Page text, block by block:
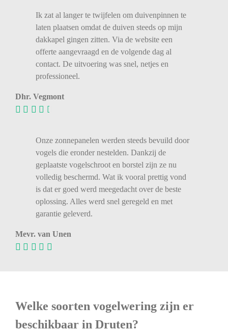
Ik zat al langer te twijfelen om duivenpinnen te
laten plaatsen omdat de duiven steeds op mijn
dakkapel gingen zitten. Via de website een
offerte aangevraagd en de volgende dag al
contact. De uitvoering was snel, netjes en
professioneel.
Dhr. Vegmont
Onze zonnepanelen werden steeds bevuild door
vogels die eronder nestelden. Dankzij de
geplaatste vogelschroot en borstel zijn ze nu
volledig beschermd. Wat ik vooral prettig vond
is dat er goed werd meegedacht over de beste
oplossing. Alles werd snel geregeld en met
garantie geleverd.
Mevr. van Unen
Welke soorten vogelwering zijn er
beschikbaar in Druten?